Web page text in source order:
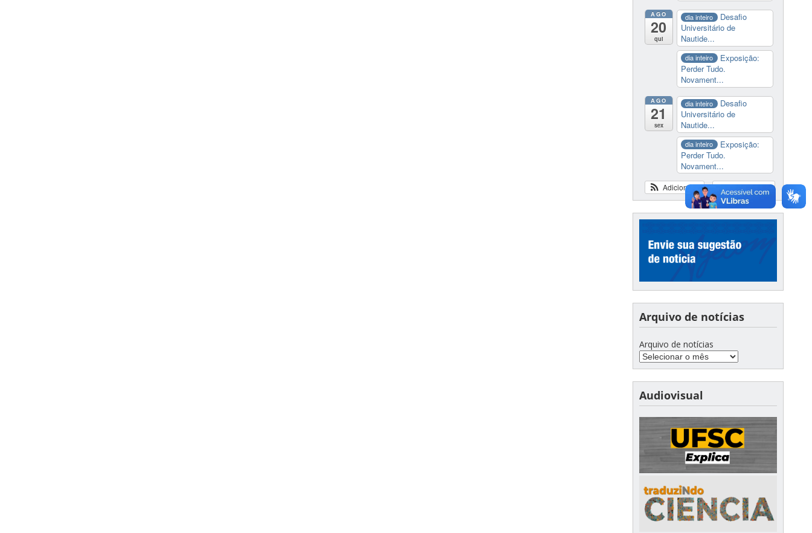
AGO
20
qui
dia inteiro
Desafio
Universitário de
Nautide...
dia inteiro
Exposição:
Perder Tudo.
Novament...
AGO
21
sex
dia inteiro
Desafio
Universitário de
Nautide...
dia inteiro
Exposição:
Perder Tudo.
Novament...
Ver calendário
Adicionar
Arquivo de notícias
Arquivo de notícias
Audiovisual